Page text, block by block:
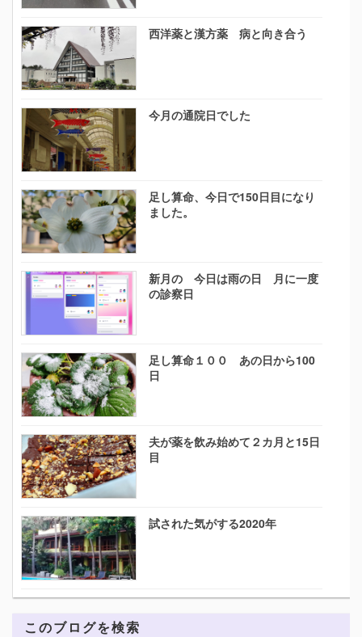
西洋薬と漢方薬 病と向き合う
今月の通院日でした
足し算命、今日で150日目になり
ました。
新月の 今日は雨の日 月に一度
の診察日
足し算命１００ あの日から100
日
夫が薬を飲み始めて２カ月と15日
目
試された気がする2020年
このブログを検索